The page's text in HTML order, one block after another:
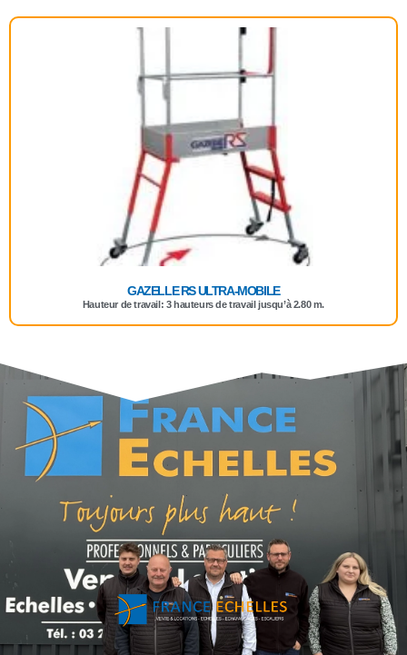
GAZELLE RS ULTRA-MOBILE
Hauteur de travail: 3 hauteurs de travail jusqu’à 2.80 m.